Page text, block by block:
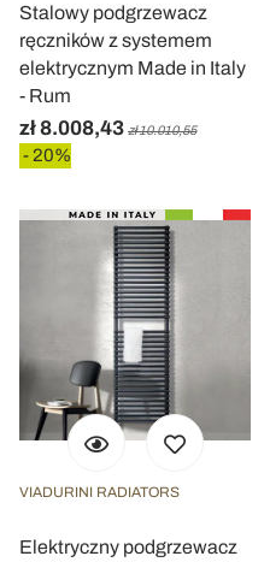
Stalowy podgrzewacz
ręczników z systemem
elektrycznym Made in Italy
- Rum
zł 8.008,43 zł 10.010,55
- 20%
VIADURINI RADIATORS
Elektryczny podgrzewacz